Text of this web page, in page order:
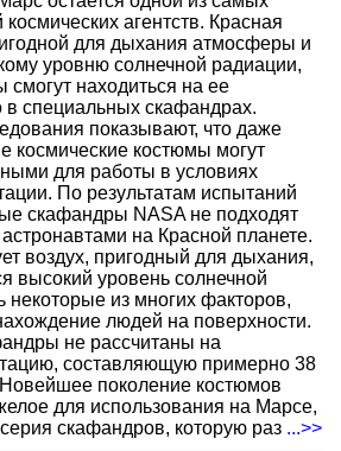
агентств. Красная
для дыхания атмосферы и
уровню солнечной радиации,
смогут находиться на ее
в специальных скафандрах.
показывают, что даже
космические костюмы могут
для работы в условиях
По результатам испытаний
скафандры NASA не подходят
на Красной планете.
воздух, пригодный для дыхания,
высокий уровень солнечной
из многих факторов,
людей на поверхности.
не рассчитаны на
составляющую примерно 38
поколение костюмов
для использования на Марсе,
скафандров, которую раз ...>>